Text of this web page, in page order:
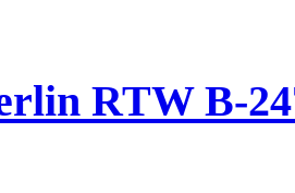
RTW B-